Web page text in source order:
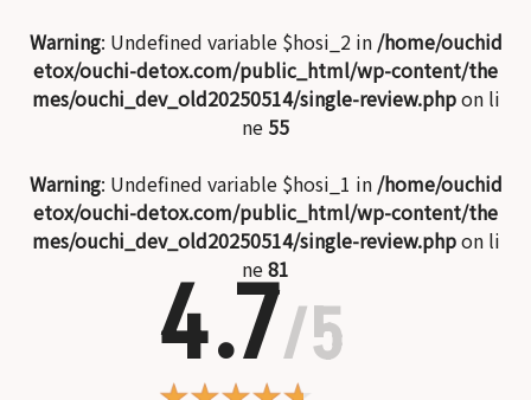
Warning: Undefined variable $hosi_2 in /home/ouchid
etox/ouchi-detox.com/public_html/wp-content/the
mes/ouchi_dev_old20250514/single-review.phpon li
ne 55
Warning: Undefined variable $hosi_1 in /home/ouchid
etox/ouchi-detox.com/public_html/wp-content/the
mes/ouchi_dev_old20250514/single-review.phpon li
ne81
4.7/5